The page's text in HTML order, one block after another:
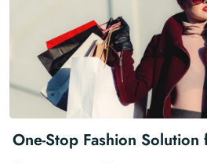
One-Stop Fashion